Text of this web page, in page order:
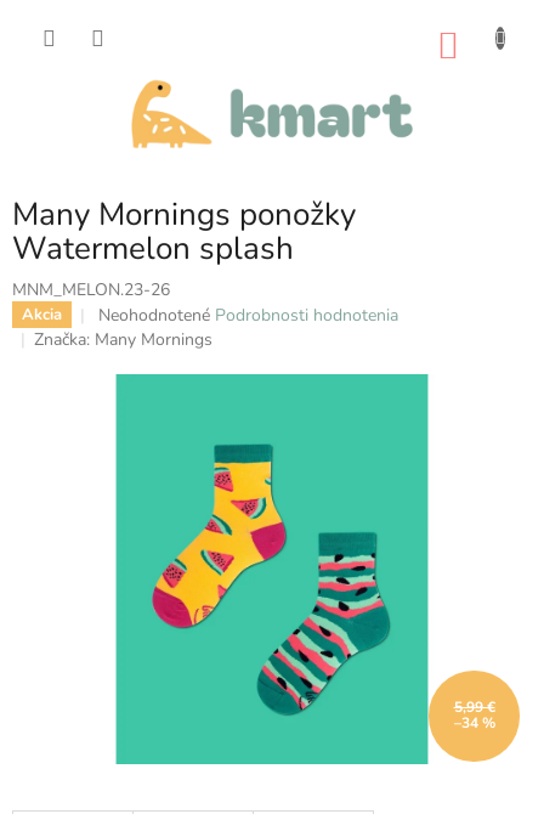
Many Mornings ponožky
Watermelon splash
MNM_MELON.23-26
Akcia
Priemerné
hodnotenie
Neohodnotené Podrobnosti hodnotenia
Značka: Many Mornings
5,99 €
–34 %